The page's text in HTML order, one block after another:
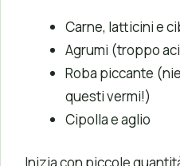
Carne, latticini e
Agrumi (troppo
Roba piccante
questi vermi!)
Cipolla e aglio